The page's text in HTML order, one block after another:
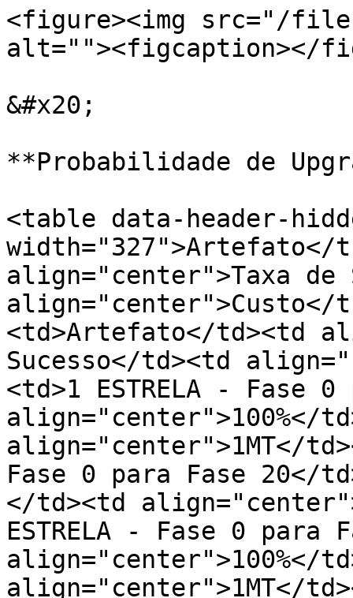
<figure><img src="/files/
alt=""><figcaption></
&#x20;
**Probabilidade de
<table data-header-
width="327">Artefato</
align="center">Taxa de
align="center">Custo</
<td>Artefato</td><td
Sucesso</td><td
<td>1 ESTRELA - Fase
align="center">100%</
align="center">1MT</
Fase 0 para Fase 20</
</td><td
ESTRELA - Fase 0 para
align="center">100%</
align="center">1MT</